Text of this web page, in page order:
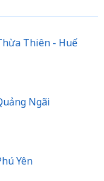
Thiên - Huế
Ngãi
Yên